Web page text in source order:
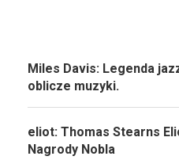
Miles Davis: Legenda
oblicze muzyki.
eliot: Thomas Stearns
Nagrody Nobla